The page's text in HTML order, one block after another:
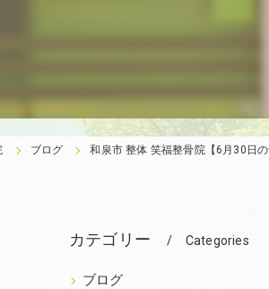
ブログ 和泉市 整体 笑福整骨院【6月30日の
カテゴリー Categories
ブログ